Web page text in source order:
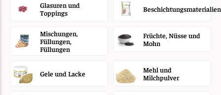
Glasuren und
Toppings
Beschichtungsmaterialien
Mischungen,
Füllungen,
Füllungen
Früchte, Nüsse und
Mohn
Gele und Lacke
Mehl und
Milchpulver